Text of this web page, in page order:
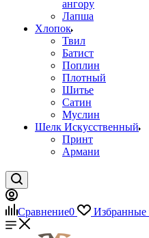
ангору
Лапша
Хлопок
Твил
Батист
Поплин
Плотный
Шитье
Сатин
Муслин
Шелк Искусственный
Принт
Армани
Сравнение0 Избранные